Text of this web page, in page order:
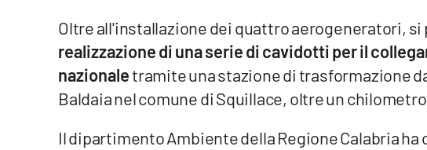
Calabriavisione
Destinazioni
Oltre all'installazione dei quattro aerogeneratori,
realizzazione di una serie di cavidotti per il
nazionaletramite una stazione di trasformazione
Baldaia nel comune di Squillace, oltre un
Il dipartimento Ambiente della Regione Calabria ha